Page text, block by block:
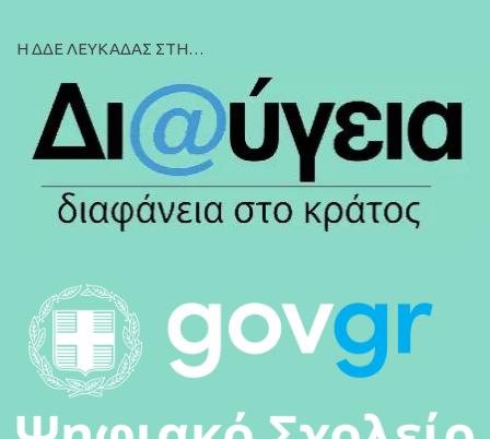
Η ΔΔΕ ΛΕΥΚΑΔΑΣ ΣΤΗ…